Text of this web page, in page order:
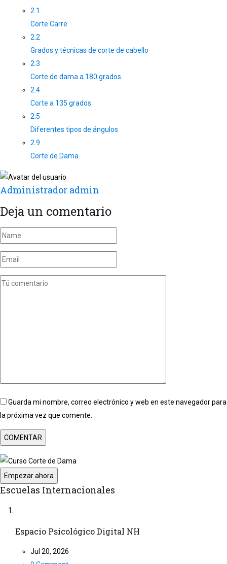
2.1
Corte Carre
2.2
Grados y técnicas de corte de cabello
2.3
Corte de dama a 180 grados
2.4
Corte a 135 grados
2.5
Diferentes tipos de ángulos
2.9
Corte de Dama
Administrador admin
Deja un comentario
Guarda mi nombre, correo electrónico y web en este navegador para
la próxima vez que comente.
Empezar ahora
Escuelas Internacionales
Espacio Psicológico Digital NH
Jul 20, 2026